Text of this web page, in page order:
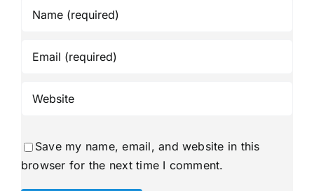
Save my name, email, and website in this
browser for the next time I comment.